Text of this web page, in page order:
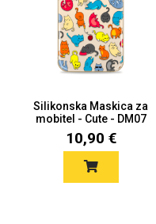
Silikonska Maskica za
mobitel - Cute - DM07
10,90 €